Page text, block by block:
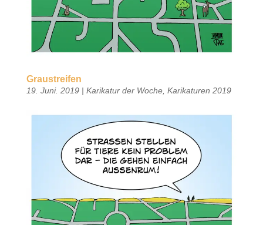
Graustreifen
19. Juni. 2019| Karikatur der Woche, Karikaturen 2019